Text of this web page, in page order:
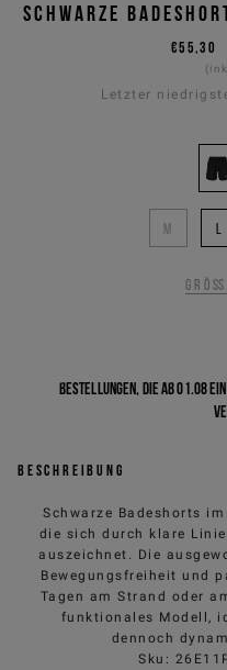
SCHWARZE
€55,30
Letzter
M
Bestellungen, die ab 01.08
Beschreibung
Schwarze Badeshorts
die sich durch klare
auszeichnet. Die
Bewegungsfreiheit und
Tagen am Strand oder
funktionales Modell,
dennoch
Sku :